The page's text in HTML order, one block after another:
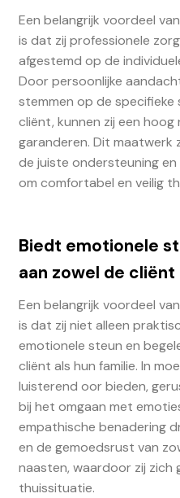
Een belangrijk voordeel
is dat zij professionele
afgestemd op de
Door persoonlijke
stemmen op de specifieke
cliënt, kunnen zij een
garanderen. Dit
de juiste ondersteuning
om comfortabel en veilig
Biedt emotionele
aan zowel de cliënt
Een belangrijk voordeel
is dat zij niet alleen
emotionele steun en
cliënt als hun familie. In
luisterend oor bieden,
bij het omgaan met
empathische benadering
en de gemoedsrust van
naasten, waardoor zij zich
thuissituatie.